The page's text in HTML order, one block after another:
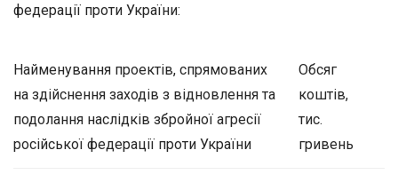
федерації проти України:
Найменування проектів, спрямованих
на здійснення заходів з відновлення та
подолання наслідків збройної агресії
російської федерації проти України
Обсяг
коштів,
тис.
гривень